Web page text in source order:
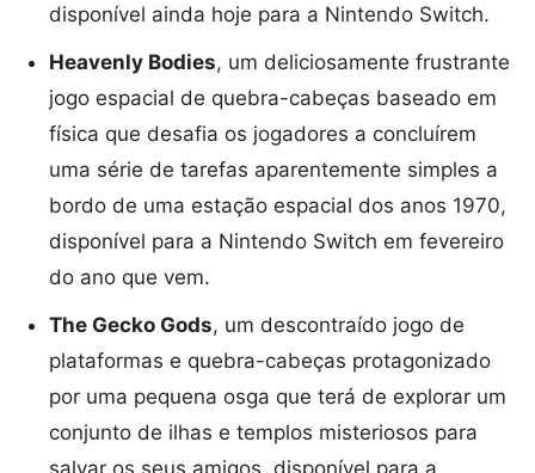
disponível ainda hoje para a Nintendo Switch.
Heavenly Bodies, um deliciosamente frustrante
jogo espacial de quebra-cabeças baseado em
física que desafia os jogadores a concluírem
uma série de tarefas aparentemente simples a
bordo de uma estação espacial dos anos 1970,
disponível para a Nintendo Switch em fevereiro
do ano que vem.
The Gecko Gods, um descontraído jogo de
plataformas e quebra-cabeças protagonizado
por uma pequena osga que terá de explorar um
conjunto de ilhas e templos misteriosos para
salvar os seus amigos, disponível para a